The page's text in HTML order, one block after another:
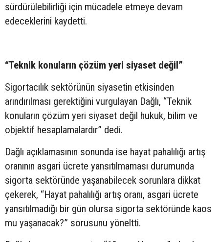
sürdürülebilirliği için mücadele etmeye devam
edeceklerini kaydetti.
“Teknik konuların çözüm yeri siyaset değil”
Sigortacılık sektörünün siyasetin etkisinden
arındırılması gerektiğini vurgulayan Dağlı, “Teknik
konuların çözüm yeri siyaset değil hukuk, bilim ve
objektif hesaplamalardır” dedi.
Dağlı açıklamasının sonunda ise hayat pahalılığı artış
oranının asgari ücrete yansıtılmaması durumunda
sigorta sektöründe yaşanabilecek sorunlara dikkat
çekerek, “Hayat pahalılığı artış oranı, asgari ücrete
yansıtılmadığı bir gün olursa sigorta sektöründe kaos
mu yaşanacak?” sorusunu yöneltti.